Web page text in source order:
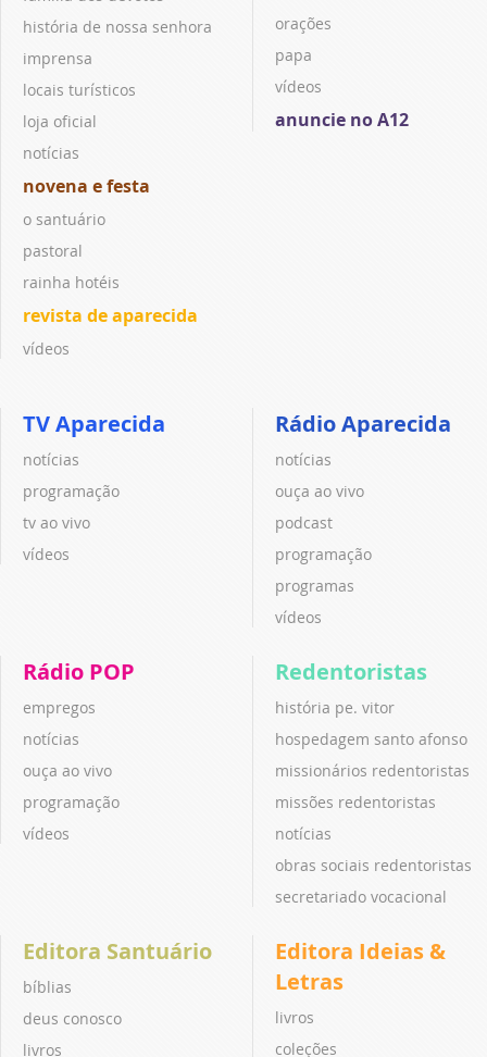
história de nossa senhora
imprensa
locais turísticos
loja oficial
notícias
novena e festa
o santuário
pastoral
rainha hotéis
revista de aparecida
vídeos
orações
papa
vídeos
anuncie no A12
TV Aparecida
notícias
programação
tv ao vivo
vídeos
Rádio Aparecida
notícias
ouça ao vivo
podcast
programação
programas
vídeos
Rádio POP
empregos
notícias
ouça ao vivo
programação
vídeos
Redentoristas
história pe. vitor
hospedagem santo afonso
missionários redentoristas
missões redentoristas
notícias
obras sociais redentoristas
secretariado vocacional
Editora Santuário
bíblias
deus conosco
livros
Editora Ideias &
Letras
livros
coleções